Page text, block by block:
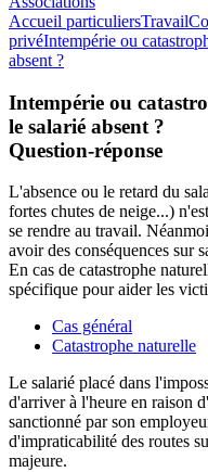
Accueil particuliersTravail
privéIntempérie ou
absent ?
Intempérie ou
le salarié absent ?
Question-réponse
L'absence ou le retard du
fortes chutes de neige...)
se rendre au travail.
avoir des conséquences sur
En cas de catastrophe
spécifique pour aider les
Cas général
Catastrophe naturelle
Le salarié placé dans
d'arriver à l'heure en raison
sanctionné par son
d'impraticabilité des routes
majeure.